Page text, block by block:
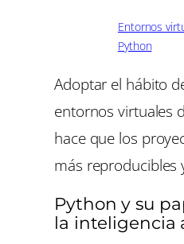
Entornos
Python
Adoptar el hábito
entornos virtuales
hace que los
más reproducibles
Python y su
la inteligencia